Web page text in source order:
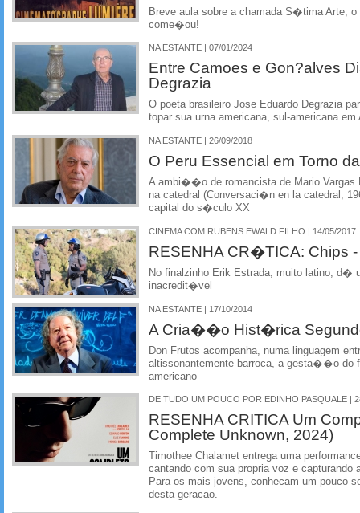
Breve aula sobre a chamada S�tima Arte,
come�ou!
NA ESTANTE | 07/01/2024
Entre Camoes e Gon?alves
Degrazia
O poeta brasileiro Jose Eduardo Degrazia
topar sua urna americana, sul-americana em
NA ESTANTE | 26/09/2018
O Peru Essencial em Torno
A ambi��o de romancista de Mario
na catedral (Conversaci�n en la catedral;
capital do s�culo XX
CINEMA COM RUBENS EWALD FILHO | 14/05/2017
RESENHA CR�TICA: Chips
No finalzinho Erik Estrada, muito latino, d�
inacredit�vel
NA ESTANTE | 17/10/2014
A Cria��o Hist�rica
Don Frutos acompanha, numa linguagem
altissonantemente barroca, a gesta��o do
americano
DE TUDO UM POUCO POR EDINHO PASQUALE |
RESENHA CRITICA Um
Complete Unknown, 2024)
Timothee Chalamet entrega uma
cantando com sua propria voz e capturando
Para os mais jovens, conhecam um pouco
desta geracao.